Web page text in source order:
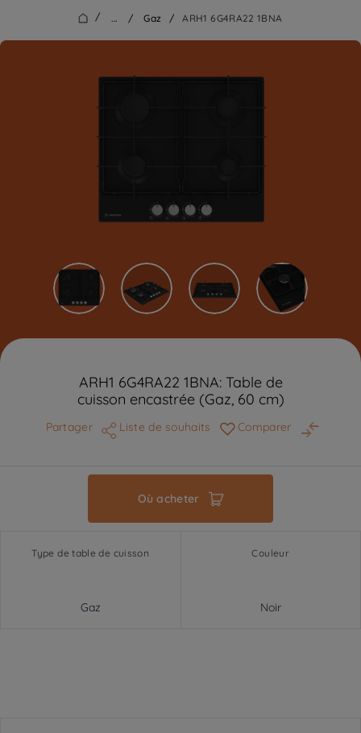
/ ... / Gaz / ARH1 6G4RA22 1BNA
ARH1 6G4RA22 1BNA: Table de
cuisson encastrée (Gaz, 60 cm)
Partager Liste de souhaits Comparer
Où acheter
Type de table de cuisson
Gaz
Couleur
Noir